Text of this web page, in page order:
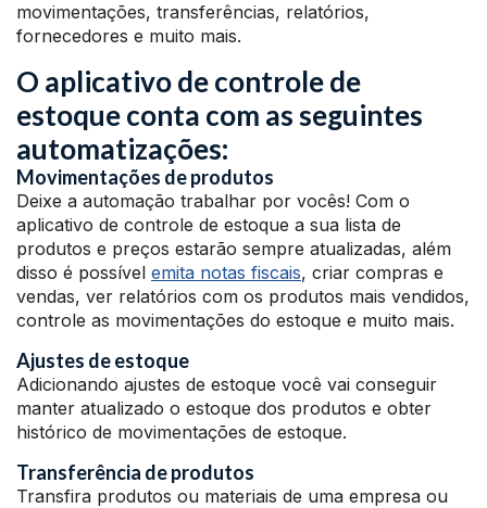
movimentações, transferências, relatórios,
fornecedores e muito mais.
O aplicativo de controle de
estoque conta com as seguintes
automatizações:
Movimentações de produtos
Deixe a automação trabalhar por vocês! Com o
aplicativo de controle de estoque a sua lista de
produtos e preços estarão sempre atualizadas, além
disso é possível emita notas fiscais, criar compras e
vendas, ver relatórios com os produtos mais vendidos,
controle as movimentações do estoque e muito mais.
Ajustes de estoque
Adicionando ajustes de estoque você vai conseguir
manter atualizado o estoque dos produtos e obter
histórico de movimentações de estoque.
Transferência de produtos
Transfira produtos ou materiais de uma empresa ou